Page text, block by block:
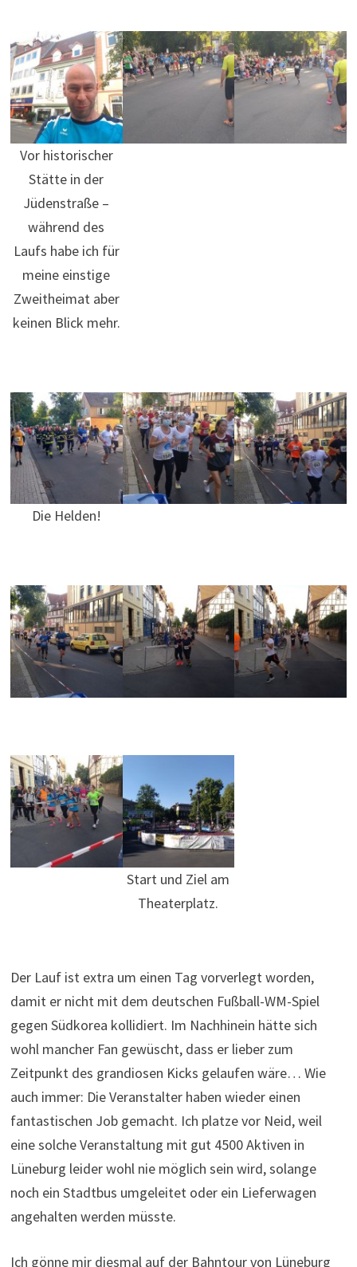
Vor historischer
Stätte in der
Jüdenstraße –
während des
Laufs habe ich für
meine einstige
Zweitheimat aber
keinen Blick mehr.
Die Helden!
Start und Ziel am
Theaterplatz.
Der Lauf ist extra um einen Tag vorverlegt worden,
damit er nicht mit dem deutschen Fußball-WM-Spiel
gegen Südkorea kollidiert. Im Nachhinein hätte sich
wohl mancher Fan gewüscht, dass er lieber zum
Zeitpunkt des grandiosen Kicks gelaufen wäre… Wie
auch immer: Die Veranstalter haben wieder einen
fantastischen Job gemacht. Ich platze vor Neid, weil
eine solche Veranstaltung mit gut 4500 Aktiven in
Lüneburg leider wohl nie möglich sein wird, solange
noch ein Stadtbus umgeleitet oder ein Lieferwagen
angehalten werden müsste.
Ich gönne mir diesmal auf der Bahntour von Lüneburg